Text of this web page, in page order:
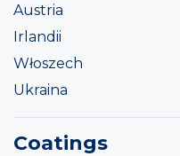
Austria
Irlandii
Włoszech
Ukraina
Coatings